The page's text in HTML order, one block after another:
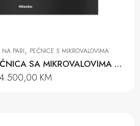
NA PARI, PEĆNICE S MIKROVALOVIMA
KOMBINOVANA PEĆNICA SA MIKROVALOVIMA H 7240 BM EDST
4.500,00 KM